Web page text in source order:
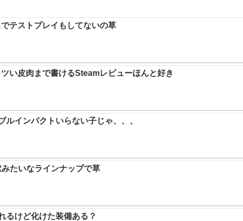
テストプレイもしてないの草
い皮肉まで書けるSteamレビューほんと好き
ルインパクトいらない子じゃ、、、
たいなラインナップで草
るけど化けた装備ある？